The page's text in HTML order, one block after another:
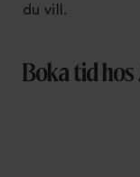
du vill.
Boka tid hos